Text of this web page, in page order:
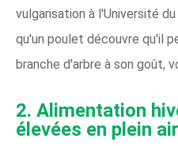
vulgarisation à l'Université
qu'un poulet découvre qu'il
branche d'arbre à son goût,
2. Alimentation
élevées en plein air